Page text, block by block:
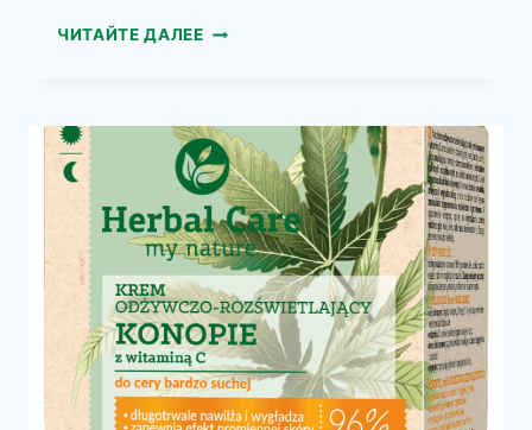
ЧИТАЙТЕ ДАЛЕЕВИДЕО